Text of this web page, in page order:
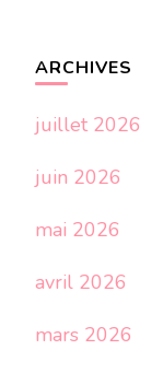
ARCHIVES
juillet 2026
juin 2026
mai 2026
avril 2026
mars 2026